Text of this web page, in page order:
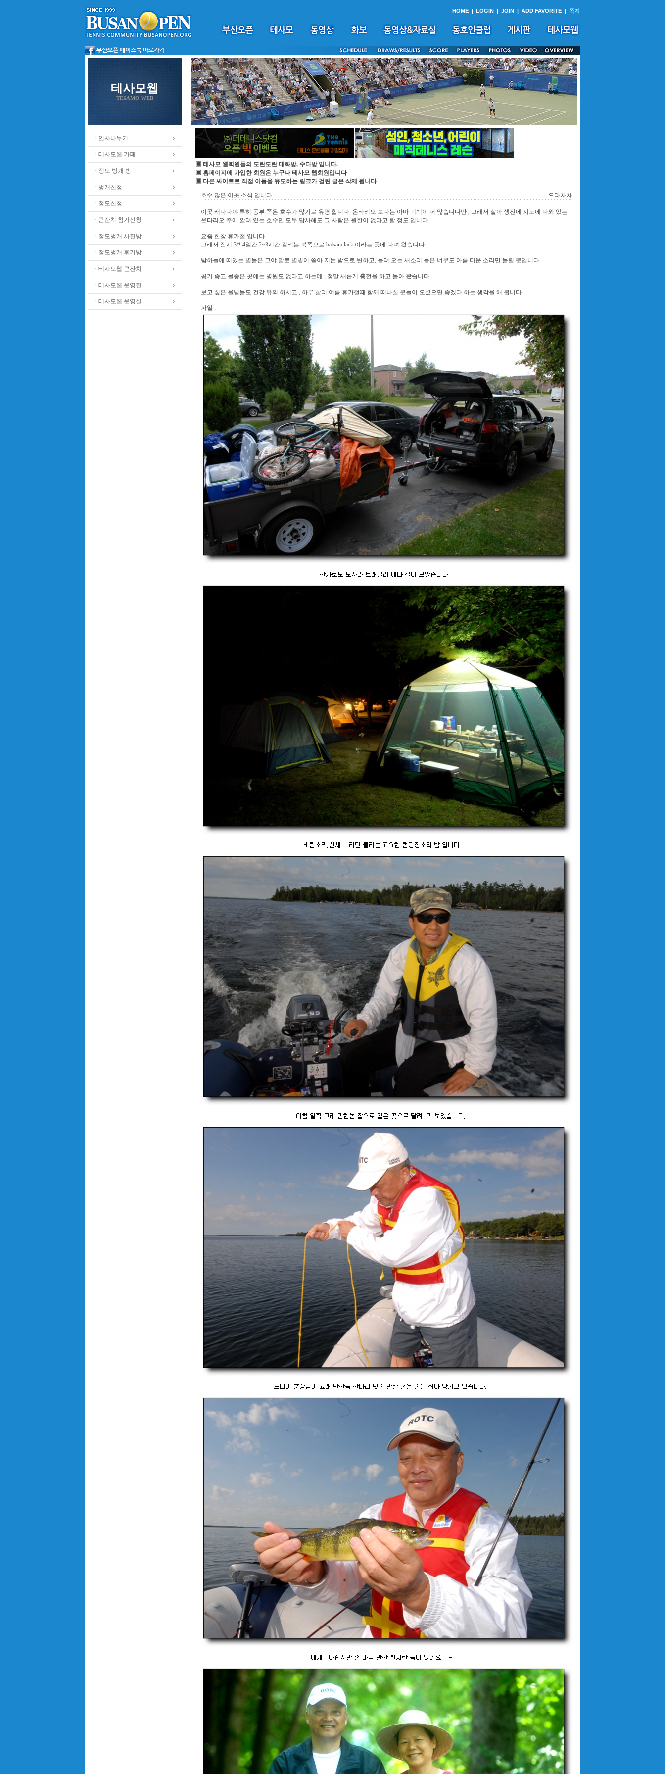
HOME | LOGIN | JOIN | ADD FAVORITE | 쪽지
테사모웹
TESAMO WEB
ㆍ인사나누기
ㆍ테사모웹 카페
ㆍ정모 벙개 방
ㆍ벙개신청
ㆍ정모신청
ㆍ큰잔치 참가신청
ㆍ정모벙개 사진방
ㆍ정모벙개 후기방
ㆍ테사모웹 큰잔치
ㆍ테사모웹 운영진
ㆍ테사모웹 운영실
▣ 테사모 웹회원들의 도란도란 대화방, 수다방 입니다.
▣ 홈페이지에 가입한 회원은 누구나 테사모 웹회원입니다
▣ 다른 싸이트로 직접 이동을 유도하는 링크가 걸린 글은 삭제 됩니다
호수 많은 이곳 소식 입니다.
으라차차
이곳 캐나다야 특히 동부 쪽은 호수가 많기로 유명 합니다. 온타리오 보다는 아마 퀘백이 더 많습니다만 , 그래서 살아 생전에 지도에 나와 있는
온타리오 주에 깔려 있는 호수만 모두 답사해도 그 사람은 원한이 없다고 할 정도 입니다.
요즘 한창 휴가철 입니다.
그래서 잠시 3박4일간 2~3시간 걸리는 북쪽으로 balsam lack 이라는 곳에 다녀 왔습니다.
밤하늘에 떠있는 별들은 그야 말로 별빛이 쏟아 지는 밤으로 변하고, 들려 오는 새소리 들은 너무도 아름 다운 소리만 들릴 뿐입니다.
공기 좋고 물좋은 곳에는 병원도 없다고 하는데 , 정말 새롭게 충전을 하고 돌아 왔습니다.
보고 싶은 울님들도 건강 유의 하시고 , 하루 빨리 여름 휴가철때 함께 떠나실 분들이 오셨으면 좋겠다 하는 생각을 해 봅니다.
파일 :